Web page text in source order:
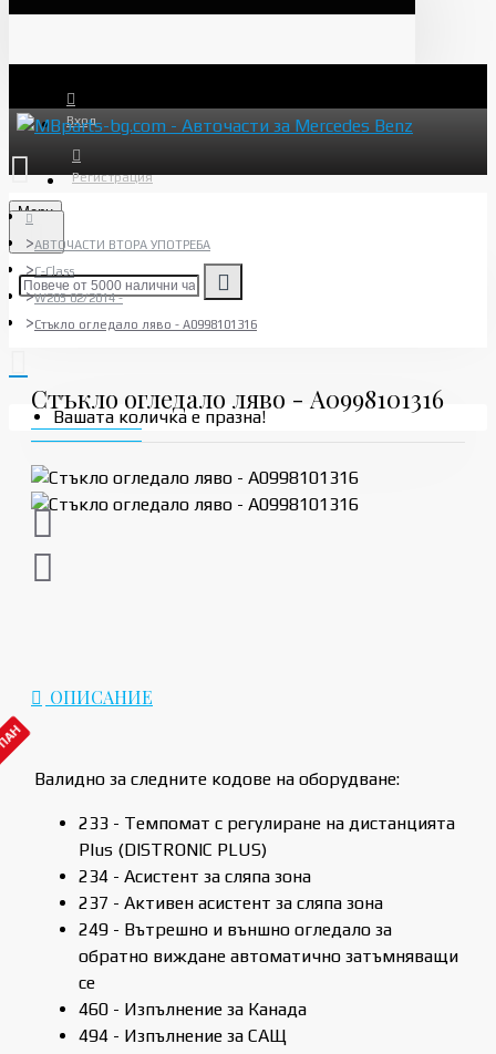
Вход
Регистрация
Menu
Вашата количка е празна!
АВТОЧАСТИ ВТОРА УПОТРЕБА
C-Class
W205 02/2014 -
Стъкло огледало ляво - A0998101316
Стъкло огледало ляво - A0998101316
ОПИСАНИЕ
Валидно за следните кодове на оборудване:
233 - Темпомат с регулиране на дистанцията
Plus (DISTRONIC PLUS)
234 - Асистент за сляпа зона
237 - Активен асистент за сляпа зона
249 - Вътрешно и външно огледало за
обратно виждане автоматично затъмняващи
се
460 - Изпълнение за Канада
494 - Изпълнение за САЩ